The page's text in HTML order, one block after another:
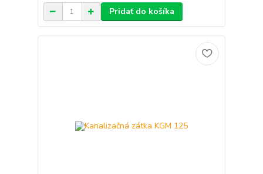
Pridať do košíka